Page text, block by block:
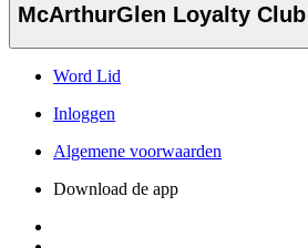
McArthurGlen Loyalty Club
Word Lid
Inloggen
Algemene voorwaarden
Download de app